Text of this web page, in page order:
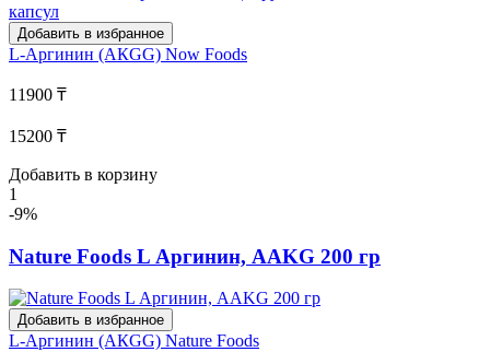
Добавить в избранное
L-Аргинин (АКGG) Now Foods
11900 ₸
15200 ₸
Добавить в корзину
1
-9%
Nature Foods L Аргинин, AAKG 200 гр
Добавить в избранное
L-Аргинин (АКGG) Nature Foods